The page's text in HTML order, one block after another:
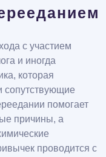
с участием
и иногда
которая
сопутствующие
помогает
причины, а
проводится с